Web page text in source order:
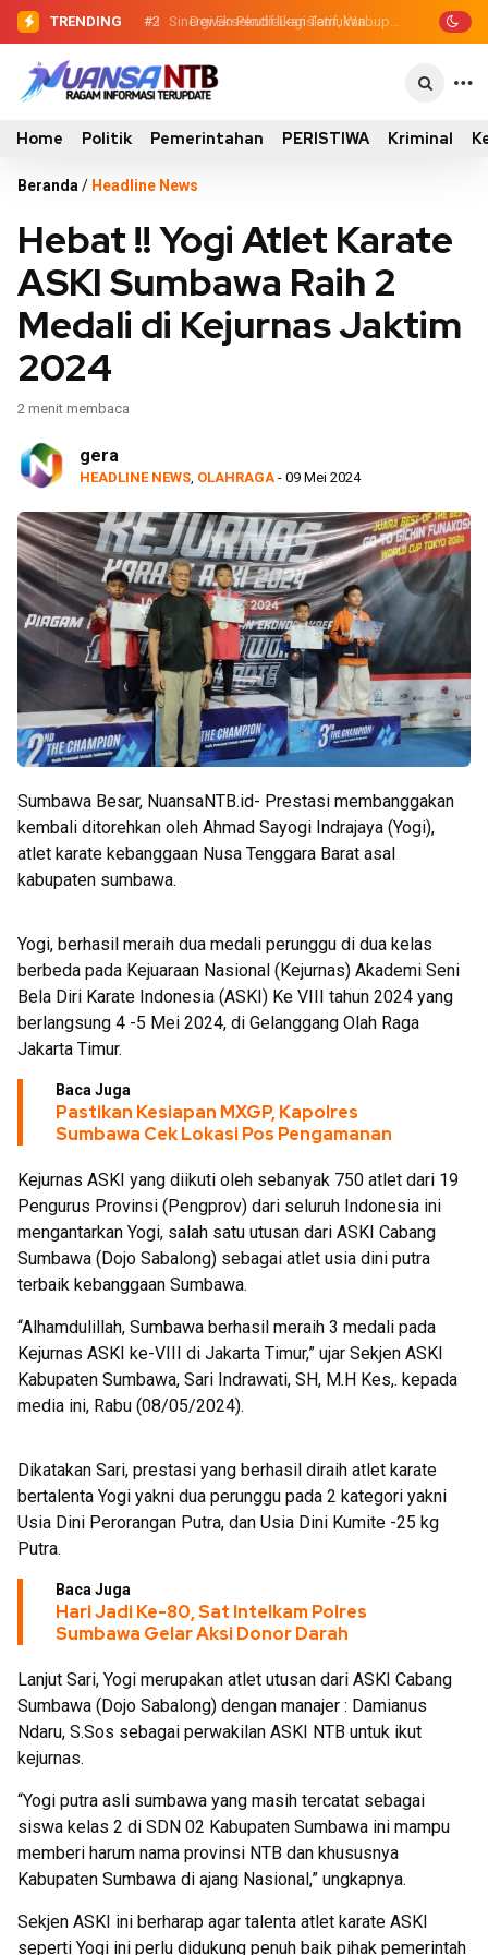
TRENDING #2 Dewan Pendidikan Temukan
Kondisi 305 Siswa SDN Kanar Belajar di
#3 Sinergi Eksekutif-Legislatif, Wabup
Ansori Serahkan Tujuh Kontainer
Home Politik Pemerintahan PERISTIWA Kriminal
Beranda / Headline News
Hebat !! Yogi Atlet Karate
ASKI Sumbawa Raih 2
Medali di Kejurnas Jaktim
2024
2 menit membaca
gera
HEADLINE NEWS OLAHRAGA - 09 Mei 2024
Sumbawa Besar, NuansaNTB.id- Prestasi membanggakan
kembali ditorehkan oleh Ahmad Sayogi Indrajaya (Yogi),
atlet karate kebanggaan Nusa Tenggara Barat asal
kabupaten sumbawa.
Yogi, berhasil meraih dua medali perunggu di dua kelas
berbeda pada Kejuaraan Nasional (Kejurnas) Akademi Seni
Bela Diri Karate Indonesia (ASKI) Ke VIII tahun 2024 yang
berlangsung 4 -5 Mei 2024, di Gelanggang Olah Raga
Jakarta Timur.
Baca Juga
Pastikan Kesiapan MXGP, Kapolres
Sumbawa Cek Lokasi Pos Pengamanan
Kejurnas ASKI yang diikuti oleh sebanyak 750 atlet dari 19
Pengurus Provinsi (Pengprov) dari seluruh Indonesia ini
mengantarkan Yogi, salah satu utusan dari ASKI Cabang
Sumbawa (Dojo Sabalong) sebagai atlet usia dini putra
terbaik kebanggaan Sumbawa.
“Alhamdulillah, Sumbawa berhasil meraih 3 medali pada
Kejurnas ASKI ke-VIII di Jakarta Timur,” ujar Sekjen ASKI
Kabupaten Sumbawa, Sari Indrawati, SH, M.H Kes,. kepada
media ini, Rabu (08/05/2024).
Dikatakan Sari, prestasi yang berhasil diraih atlet karate
bertalenta Yogi yakni dua perunggu pada 2 kategori yakni
Usia Dini Perorangan Putra, dan Usia Dini Kumite -25 kg
Putra.
Baca Juga
Hari Jadi Ke-80, Sat Intelkam Polres
Sumbawa Gelar Aksi Donor Darah
Lanjut Sari, Yogi merupakan atlet utusan dari ASKI Cabang
Sumbawa (Dojo Sabalong) dengan manajer : Damianus
Ndaru, S.Sos sebagai perwakilan ASKI NTB untuk ikut
kejurnas.
“Yogi putra asli sumbawa yang masih tercatat sebagai
siswa kelas 2 di SDN 02 Kabupaten Sumbawa ini mampu
memberi harum nama provinsi NTB dan khususnya
Kabupaten Sumbawa di ajang Nasional,” ungkapnya.
Sekjen ASKI ini berharap agar talenta atlet karate ASKI
seperti Yogi ini perlu didukung penuh baik pihak pemerintah